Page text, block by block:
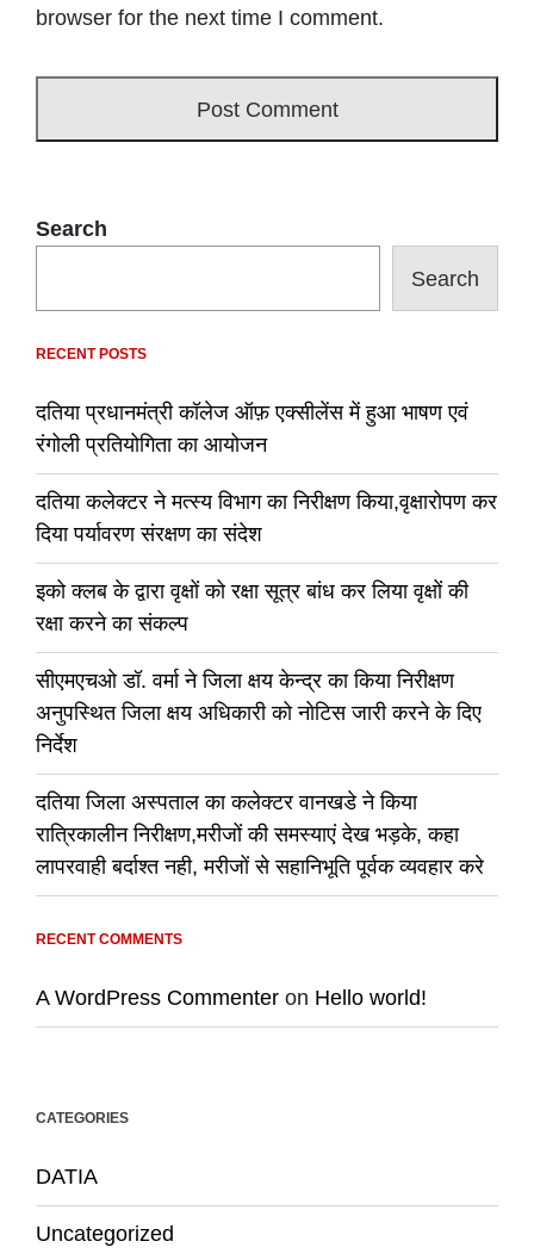
browser for the next time I comment.
Search
Search
RECENT POSTS
दतिया प्रधानमंत्री कॉलेज ऑफ़ एक्सीलेंस में हुआ भाषण एवं
रंगोली प्रतियोगिता का आयोजन
दतिया कलेक्टर ने मत्स्य विभाग का निरीक्षण किया,वृक्षारोपण कर
दिया पर्यावरण संरक्षण का संदेश
इको क्लब के द्वारा वृक्षों को रक्षा सूत्र बांध कर लिया वृक्षों की
रक्षा करने का संकल्प
सीएमएचओ डॉ. वर्मा ने जिला क्षय केन्द्र का किया निरीक्षण
अनुपस्थित जिला क्षय अधिकारी को नोटिस जारी करने के दिए
निर्देश
दतिया जिला अस्पताल का कलेक्टर वानखडे ने किया
रात्रिकालीन निरीक्षण,मरीजों की समस्याएं देख भड़के, कहा
लापरवाही बर्दाश्त नही, मरीजों से सहानिभूति पूर्वक व्यवहार करे
RECENT COMMENTS
A WordPress Commenter on Hello world!
CATEGORIES
DATIA
Uncategorized